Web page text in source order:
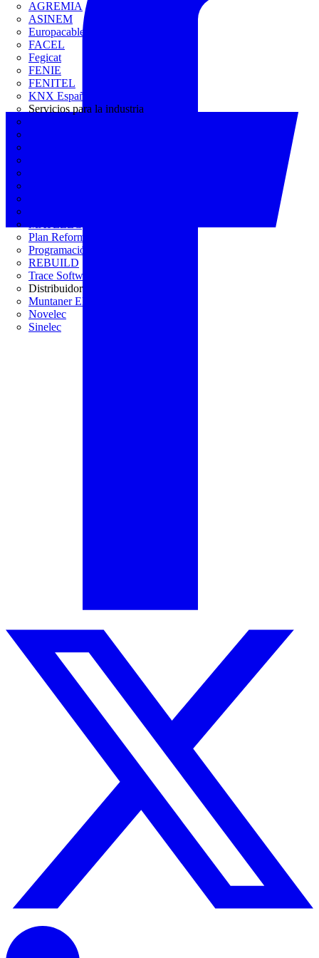
AGREMIA
ASINEM
Europacable
FACEL
Fegicat
FENIE
FENITEL
KNX España
Servicios para la industria
Plan Reforma
Programación Integral
REBUILD
Trace Software
Distribuidor
Muntaner Electro
Novelec
Sinelec